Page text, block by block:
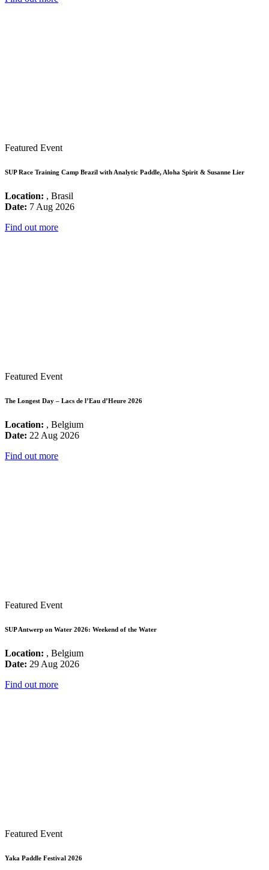
Featured Event
SUP Race Training Camp Brazil with Analytic Paddle, Aloha Spirit & Susanne Lier
Location: , Brasil
Date: 7 Aug 2026
Find out more
Featured Event
The Longest Day – Lacs de l’Eau d’Heure 2026
Location: , Belgium
Date: 22 Aug 2026
Find out more
Featured Event
SUP Antwerp on Water 2026: Weekend of the Water
Location: , Belgium
Date: 29 Aug 2026
Find out more
Featured Event
Yaka Paddle Festival 2026